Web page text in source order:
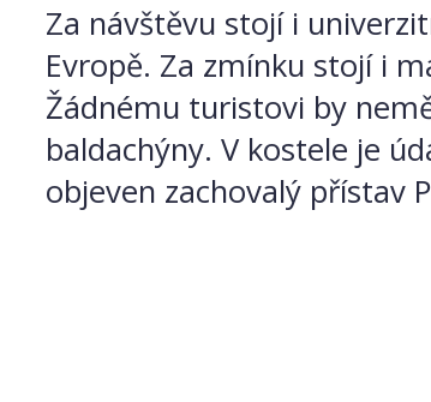
Za návštěvu stojí i
Evropě. Za zmínku stojí i
Žádnému turistovi by
baldachýny. V kostele je
objeven zachovalý přístav